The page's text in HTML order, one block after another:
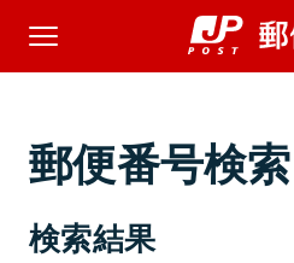
郵便番号検索
検索結果